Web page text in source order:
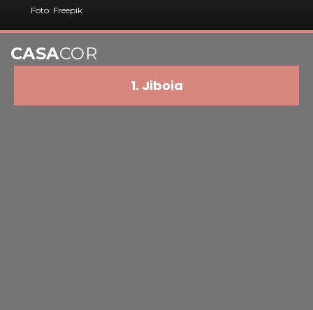
Foto: Freepik
1. Jiboia
CASACOR